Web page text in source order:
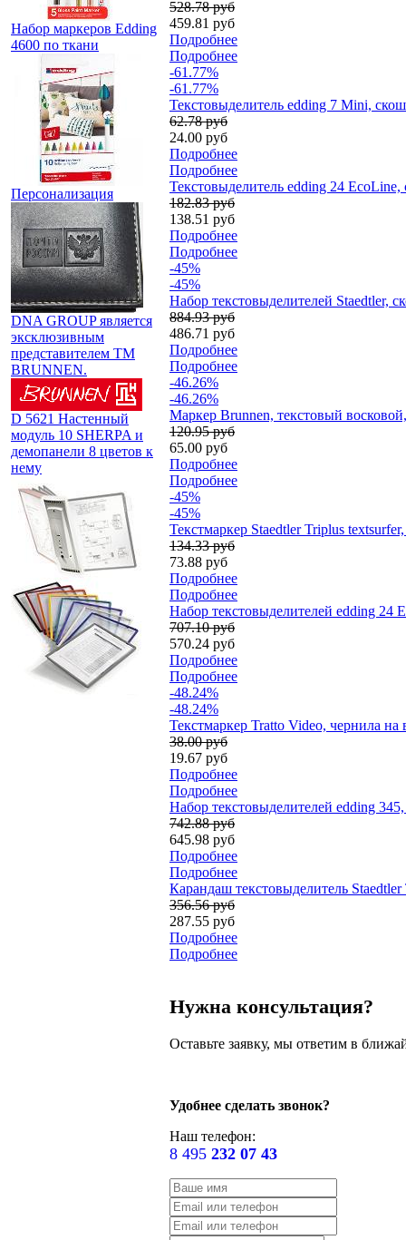
Набор маркеров Edding
4600 по ткани
Персонализация
DNA GROUP является
эксклюзивным
представителем TM
BRUNNEN.
D 5621 Настенный
модуль 10 SHERPA и
демопанели 8 цветов к
нему
528.78 руб
459.81 руб
Подробнее
Подробнее
-61.77%
-61.77%
Текстовыделитель edding 7 Mini,
62.78 руб
24.00 руб
Подробнее
Подробнее
Текстовыделитель edding 24
182.83 руб
138.51 руб
Подробнее
Подробнее
-45%
-45%
Набор текстовыделителей Staedtler,
884.93 руб
486.71 руб
Подробнее
Подробнее
-46.26%
-46.26%
Маркер Brunnen, текстовый
120.95 руб
65.00 руб
Подробнее
Подробнее
-45%
-45%
Текстмаркер Staedtler Triplus
134.33 руб
73.88 руб
Подробнее
Подробнее
Набор текстовыделителей edding
707.10 руб
570.24 руб
Подробнее
Подробнее
-48.24%
-48.24%
Текстмаркер Tratto Video, чернила
38.00 руб
19.67 руб
Подробнее
Подробнее
Набор текстовыделителей edding
742.88 руб
645.98 руб
Подробнее
Подробнее
Карандаш текстовыделитель
356.56 руб
287.55 руб
Подробнее
Подробнее
Нужна консультация?
Оставьте заявку, мы ответим в
Удобнее сделать звонок?
Наш телефон:
8 495 232 07 43